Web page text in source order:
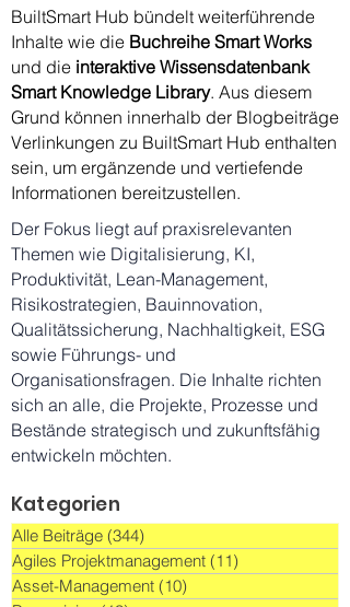
BuiltSmart Hub bündelt weiterführende
Inhalte wie die Buchreihe Smart Works
und die interaktive Wissensdatenbank
Smart Knowledge Library. Aus diesem
Grund können innerhalb der Blogbeiträge
Verlinkungen zu BuiltSmart Hub enthalten
sein, um ergänzende und vertiefende
Informationen bereitzustellen.
Der Fokus liegt auf praxisrelevanten
Themen wie Digitalisierung, KI,
Produktivität, Lean-Management,
Risikostrategien, Bauinnovation,
Qualitätssicherung, Nachhaltigkeit, ESG
sowie Führungs- und
Organisationsfragen. Die Inhalte richten
sich an alle, die Projekte, Prozesse und
Bestände strategisch und zukunftsfähig
entwickeln möchten.
Kategorien
Alle Beiträge (344)
Agiles Projektmanagement (11)
Asset-Management (10)